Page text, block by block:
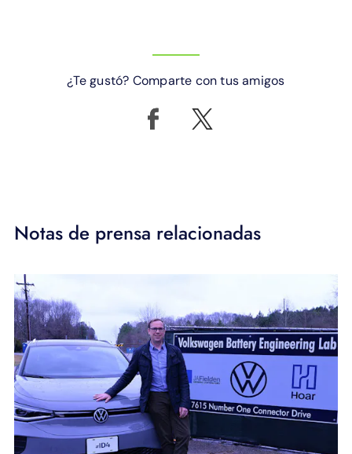
¿Te gustó? Comparte con tus amigos
Notas de prensa relacionadas